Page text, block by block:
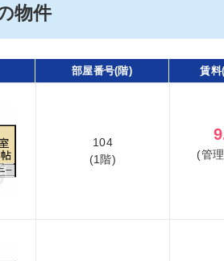
物件
部屋番号(階) 賃料
104
(1階)
(管